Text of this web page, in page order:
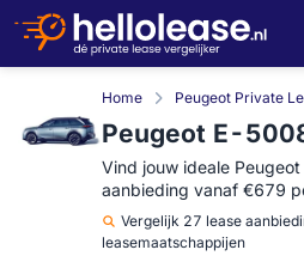
Home Peugeot Private
Peugeot E-
Vind jouw ideale
aanbieding vanaf €679
Vergelijk 27 lease
leasemaatschappijen